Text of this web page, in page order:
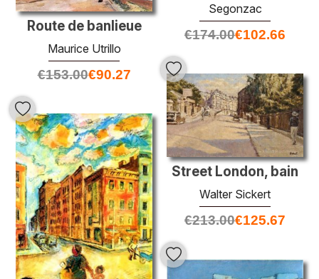
Segonzac
€174.00€102.66
Route de banlieue
Maurice Utrillo
€153.00€90.27
Street London, bain
Walter Sickert
€213.00€125.67